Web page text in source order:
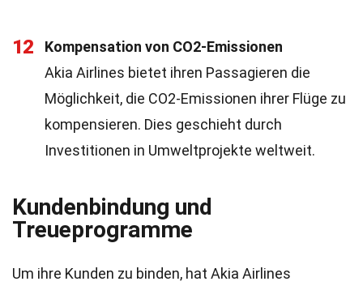
12
Kompensation von CO2-Emissionen
Akia Airlines bietet ihren Passagieren die
Möglichkeit, die CO2-Emissionen ihrer Flüge zu
kompensieren. Dies geschieht durch
Investitionen in Umweltprojekte weltweit.
Kundenbindung und
Treueprogramme
Um ihre Kunden zu binden, hat Akia Airlines